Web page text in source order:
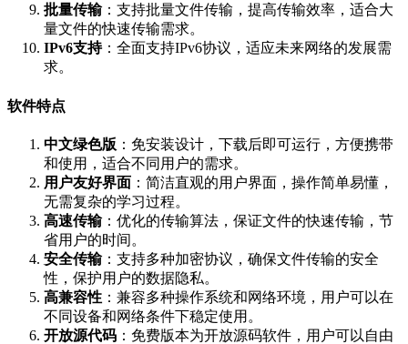
批量传输：支持批量文件传输，提高传输效率，适合大
量文件的快速传输需求。
IPv6支持：全面支持IPv6协议，适应未来网络的发展需
求。
软件特点
中文绿色版 ：免安装设计，下载后即可运行，方便携带
和使用，适合不同用户的需求。
用户友好界面 ：简洁直观的用户界面，操作简单易懂，
无需复杂的学习过程。
高速传输：优化的传输算法，保证文件的快速传输，节
省用户的时间。
安全传输：支持多种加密协议，确保文件传输的安全
性，保护用户的数据隐私。
高兼容性 ：兼容多种操作系统和网络环境，用户可以在
不同设备和网络条件下稳定使用。
开放源代码 ：免费版本为开放源码软件，用户可以自由